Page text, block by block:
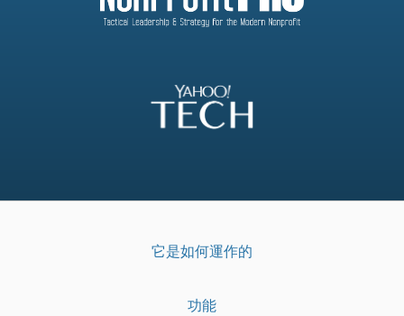
它是如何運作的
功能